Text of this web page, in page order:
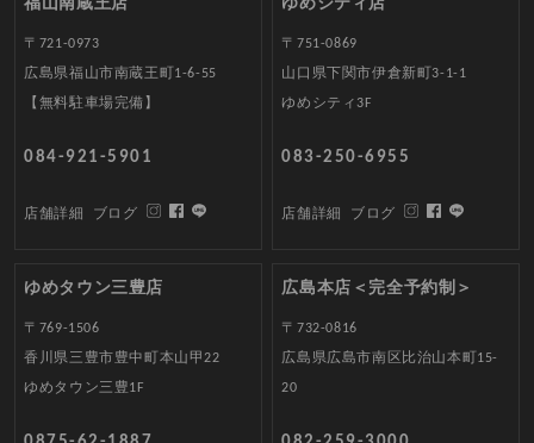
福山南蔵王店
〒721-0973
広島県福山市南蔵王町1-6-55
【無料駐車場完備】
084-921-5901
店舗詳細 ブログ
ゆめシティ店
〒751-0869
山口県下関市伊倉新町3-1-1
ゆめシティ3F
083-250-6955
店舗詳細 ブログ
ゆめタウン三豊店
〒769-1506
香川県三豊市豊中町本山甲22
ゆめタウン三豊1F
広島本店＜完全予約制＞
〒732-0816
広島県広島市南区比治山本町15-
20